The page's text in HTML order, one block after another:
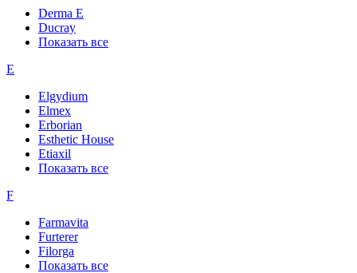
Derma E
Ducray
Показать все
E
Elgydium
Elmex
Erborian
Esthetic House
Etiaxil
Показать все
F
Farmavita
Furterer
Filorga
Показать все